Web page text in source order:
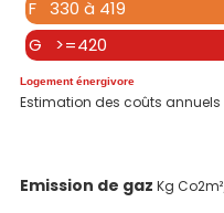
F 330 à 419
G >=420
Logement énergivore
Estimation des coûts annuels
Emission de gaz Kg